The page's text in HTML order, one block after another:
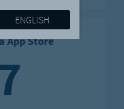
App Store
ENGLISH